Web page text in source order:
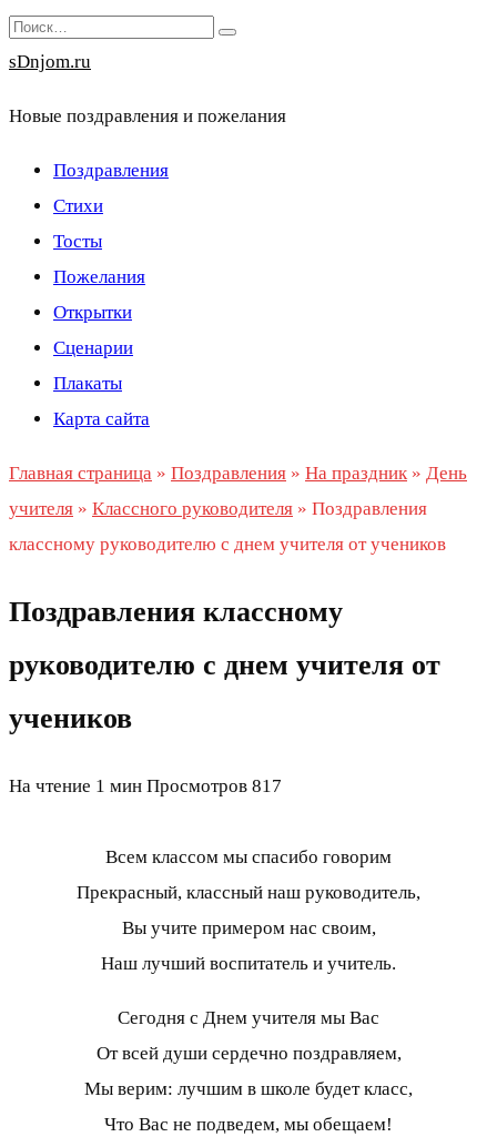
Перейти
к
Search
for:
sDnjom.ru
Новые поздравления и пожелания
Поздравления
Стихи
Тосты
Пожелания
Открытки
Сценарии
Плакаты
Карта сайта
Главная страница » Поздравления » На праздник » День
учителя » Классного руководителя » Поздравления
классному руководителю с днем учителя от учеников
Поздравления классному
руководителю с днем учителя от
учеников
На чтение 1 мин Просмотров 817
Всем классом мы спасибо говорим
Прекрасный, классный наш руководитель,
Вы учите примером нас своим,
Наш лучший воспитатель и учитель.
Сегодня с Днем учителя мы Вас
От всей души сердечно поздравляем,
Мы верим: лучшим в школе будет класс,
Что Вас не подведем, мы обещаем!